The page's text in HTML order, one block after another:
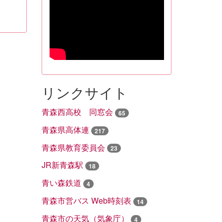
リンクサイト
青森西高校 同窓会 65
青森県高体連 217
青森県教育委員会 23
JR新青森駅 18
青い森鉄道 4
青森市営バス Web時刻表 14
青森市の天気（気象庁） 4